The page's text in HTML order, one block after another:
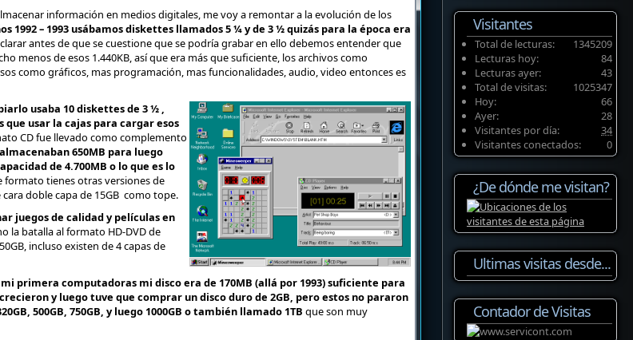
información en medios digitales, me voy a remontar a la evolución de los
– 1993 usábamos diskettes llamados 5 ¼ y de 3 ½ quizás para la época era
antes de que se cuestione que se podría grabar en ello debemos entender que
menos de esos 1.440KB, así que era más que suficiente, los archivos como
como gráficos, mas programación, mas funcionalidades, audio, video entonces es
usaba 10 diskettes de 3 ½ ,
que usar la cajas para cargar esos
CD fue llevado como complemento
650MB para luego
de 4.700MB o lo que es lo
formato tienes otras versiones de
doble capa de 15GB como tope.
juegos de calidad y películas en
la batalla al formato HD-DVD de
incluso existen de 4 capas de
primera computadoras mi disco era de 170MB (allá por 1993) suficiente para
y luego tuve que comprar un disco duro de 2GB, pero estos no pararon
500GB, 750GB, y luego 1000GB o también llamado 1TB que son muy
Visitantes
1345209
Total de lecturas:
84
Lecturas hoy:
43
Lecturas ayer:
1025347
Total de visitas:
66
Hoy:
28
Ayer:
34
Visitantes por día:
0
Visitantes conectados:
¿De dónde me visitan?
Ultimas visitas desde...
Contador de Visitas